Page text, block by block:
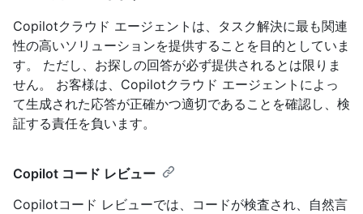
Copilotクラウド エージェントは、タスク解決に最も関連
性の高いソリューションを提供することを目的としていま
す。 ただし、お探しの回答が必ず提供されるとは限りま
せん。 お客様は、Copilotクラウド エージェントによっ
て生成された応答が正確かつ適切であることを確認し、検
証する責任を負います。
Copilot コード レビュー
Copilotコード レビューでは、コードが検査され、自然言